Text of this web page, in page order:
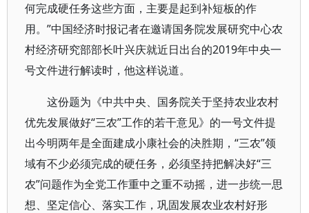
何完成硬任务这些方面，主要是起到补短板的作
用。”中国经济时报记者在邀请国务院发展研究中心农
村经济研究部部长叶兴庆就近日出台的2019年中央一
号文件进行解读时，他这样说道。
这份题为《中共中央、国务院关于坚持农业农村
优先发展做好“三农”工作的若干意见》的一号文件提
出今明两年是全面建成小康社会的决胜期，“三农”领
域有不少必须完成的硬任务，必须坚持把解决好“三
农”问题作为全党工作重中之重不动摇，进一步统一思
想、坚定信心、落实工作，巩固发展农业农村好形